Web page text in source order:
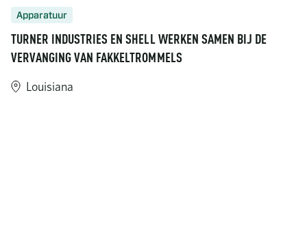
Apparatuur
TURNER INDUSTRIES EN SHELL WERKEN SAMEN BIJ DE
VERVANGING VAN FAKKELTROMMELS
Louisiana